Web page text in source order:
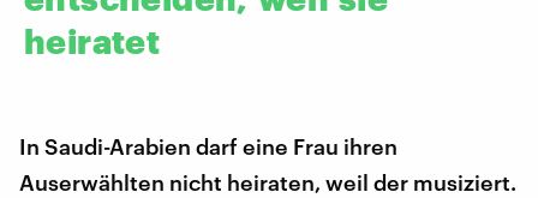
heiratet
In Saudi-Arabien darf eine Frau ihren
Auserwählten nicht heiraten, weil der musiziert.